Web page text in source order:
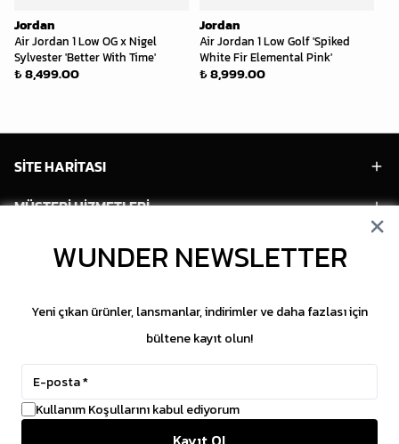
Jordan
Air Jordan 1 Low OG x Nigel
Sylvester 'Better With Time'
₺ 8,499.00
Jordan
Air Jordan 1 Low Golf 'Spiked
White Fir Elemental Pink'
₺ 8,999.00
SİTE HARİTASI
MÜŞTERİ HİZMETLERİ
HESABIM
SOSYAL MEDYA
Copyright © 2026 WUNDER. İçeriklerin izinsiz
WUNDER NEWSLETTER
Yeni çıkan ürünler, lansmanlar, indirimler ve daha fazlası için
bültene kayıt olun!
Kullanım Koşullarını kabul ediyorum